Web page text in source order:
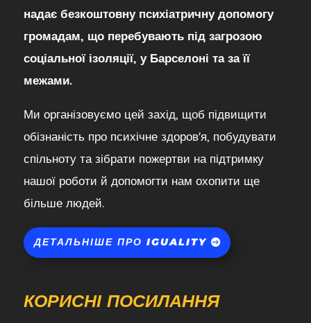
надає безкоштовну психіатричну допомогу
громадам, що перебувають під загрозою
соціальної ізоляції, у Барселоні та за її
межами.
Ми організовуємо цей захід, щоб підвищити
обізнаність про психічне здоров'я, побудувати
спільноту та зібрати пожертви на підтримку
нашої роботи й допомогти нам охопити ще
більше людей.
ДЕТАЛЬНІШЕ ПРО IGUALITY
КОРИСНІ ПОСИЛАННЯ